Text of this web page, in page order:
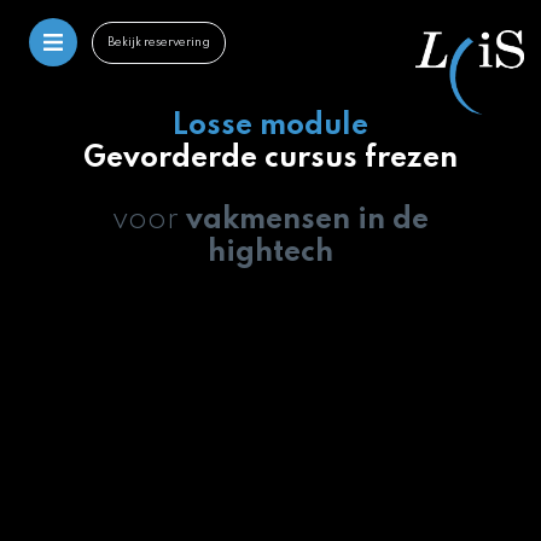
Bekijk reservering
Losse module
Gevorderde cursus frezen
voor vakmensen in de
hightech